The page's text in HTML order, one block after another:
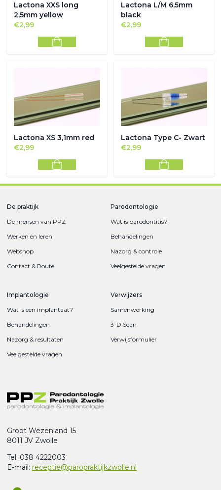
Lactona XXS long
2,5mm yellow
€2,99
Lactona L/M 6,5mm
black
€2,99
Lactona XS 3,1mm red
€2,99
Lactona Type C- Zwart
€2,99
De praktijk
De mensen van PPZ
Werken en leren
Webshop
Contact & Route
Parodontologie
Wat is parodontitis?
Behandelingen
Nazorg & controle
Veelgestelde vragen
Implantologie
Wat is een implantaat?
Behandelingen
Nazorg & resultaten
Veelgestelde vragen
Verwijzers
Samenwerking
3-D Scan
Verwijsformulier
Groot Wezenland 15
8011 JV Zwolle
Tel: 038 4222003
E-mail: receptie@paropraktijkzwolle.nl